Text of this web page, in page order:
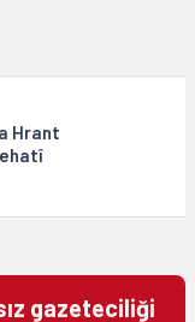
Hrant
gazeteciliği